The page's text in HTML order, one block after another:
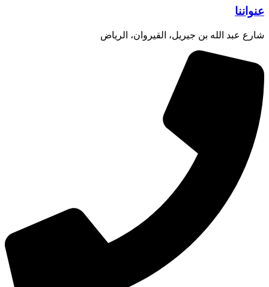
عنواننا
شارع عبد الله بن جيريل، القيروان، الرياض